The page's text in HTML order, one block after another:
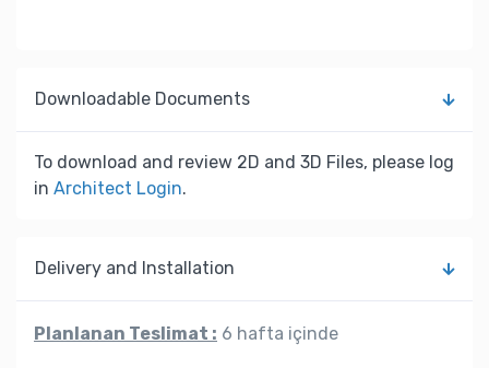
Downloadable Documents
To download and review 2D and 3D Files, please log
in Architect Login.
Delivery and Installation
Planlanan Teslimat : 6 hafta içinde